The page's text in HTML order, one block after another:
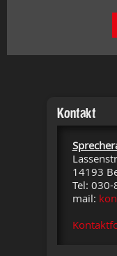
Kontakt
14193
Tel:
mail: